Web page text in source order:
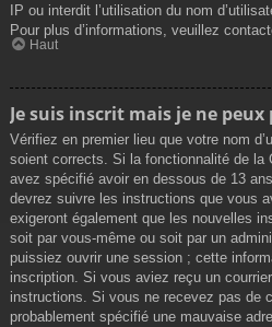
IP ou interdit l’utilisation du nom
Pour plus d’informations, veuillez
Haut
Je suis inscrit mais je ne peux
Vérifiez en premier lieu que votre nom
soient corrects. Si la fonctionnalité de la
avez spécifié avoir en dessous de 13
devrez suivre les instructions que vous
exigeront également que les nouvelles
soit par vous-même ou soit par un
puissiez ouvrir une session ; cette
inscription. Si vous aviez reçu un
instructions. Si vous ne recevez pas de
probablement spécifié une mauvaise